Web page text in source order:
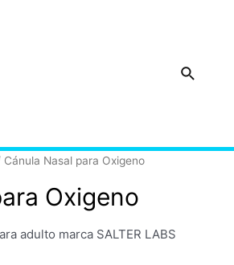
Buscar
Cánula Nasal para Oxigeno
Oxigeno
adulto marca SALTER LABS